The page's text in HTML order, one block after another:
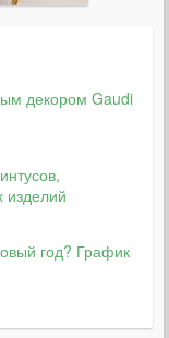
декором Gaudi
изделий
год? График